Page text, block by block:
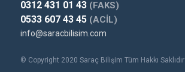
0312 431 01 43 (FAKS)
0533 607 43 45 (ACİL)
info@saracbilisim.com
© Copyright 2020 Saraç Bilişim Tüm Hakkı Saklıdır